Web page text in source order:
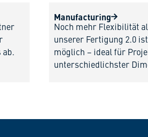
ab.
Manufacturing
Noch mehr Flexibilität
unserer Fertigung 2.0
möglich – ideal für
unterschiedlichster